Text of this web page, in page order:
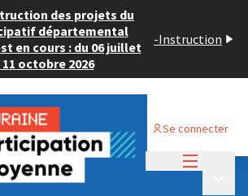
des projets du
départemental
en cours : du 06 juillet
11 octobre 2026
-Instruction
Se connecter
2024
déposés